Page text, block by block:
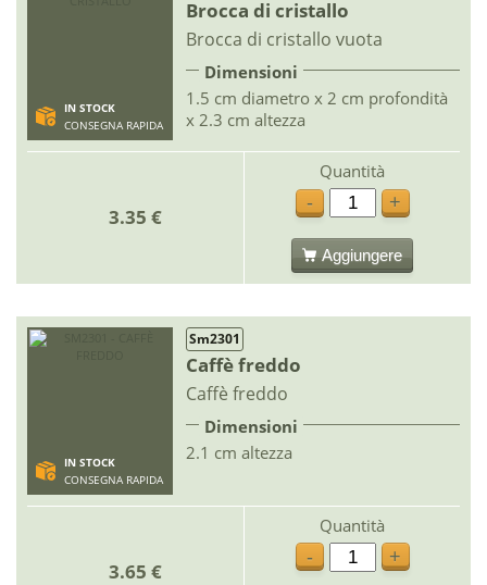
IN STOCK
CONSEGNA RAPIDA
Brocca di cristallo
Brocca di cristallo vuota
Dimensioni
1.5 cm diametro x 2 cm profondità
x 2.3 cm altezza
3.35 €
Quantità
-
+
Aggiungere
IN STOCK
CONSEGNA RAPIDA
Sm2301
Caffè freddo
Caffè freddo
Dimensioni
2.1 cm altezza
3.65 €
Quantità
-
+